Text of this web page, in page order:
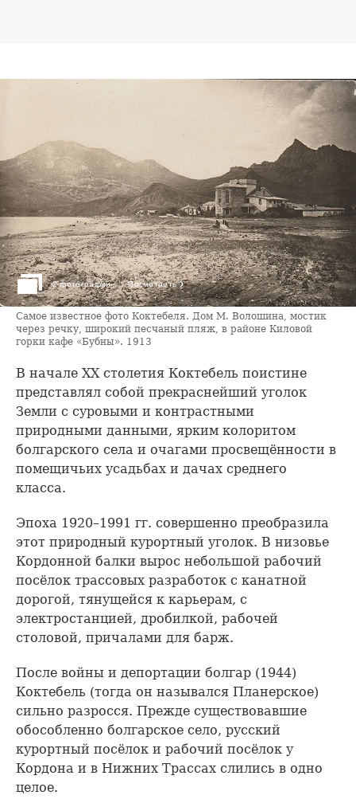
2 фотографии Посмотреть ›
Самое известное фото Коктебеля. Дом М. Волошина, мостик
через речку, широкий песчаный пляж, в районе Киловой
горки кафе «Бубны». 1913
В начале XX столетия Коктебель поистине
представлял собой прекраснейший уголок
Земли с суровыми и контрастными
природными данными, ярким колоритом
болгарского села и очагами просвещённости в
помещичьих усадьбах и дачах среднего
класса.
Эпоха 1920–1991 гг. совершенно преобразила
этот природный курортный уголок. В низовье
Кордонной балки вырос небольшой рабочий
посёлок трассовых разработок с канатной
дорогой, тянущейся к карьерам, с
электростанцией, дробилкой, рабочей
столовой, причалами для барж.
После войны и депортации болгар (1944)
Коктебель (тогда он назывался Планерское)
сильно разросся. Прежде существовавшие
обособленно болгарское село, русский
курортный посёлок и рабочий посёлок у
Кордона и в Нижних Трассах слились в одно
целое.